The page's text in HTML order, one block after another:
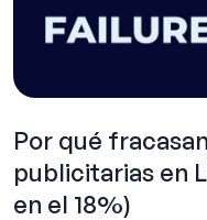
Por qué
publicitarias en
en el 18%)